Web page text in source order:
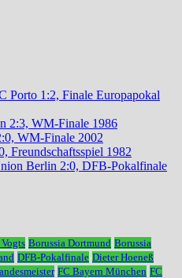
1:2, Finale Europapokal
2:3, WM-Finale 1986
WM-Finale 2002
Freundschaftsspiel 1982
Berlin 2:0, DFB-Pokalfinale
Borussia Dortmund Borussia
DFB-Pokalfinale Dieter Hoeneß
FC Bayern München FC